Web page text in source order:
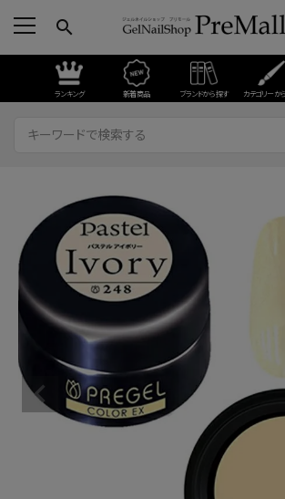
search
ランキング 新着商品 ブランドから探す カテゴリーか